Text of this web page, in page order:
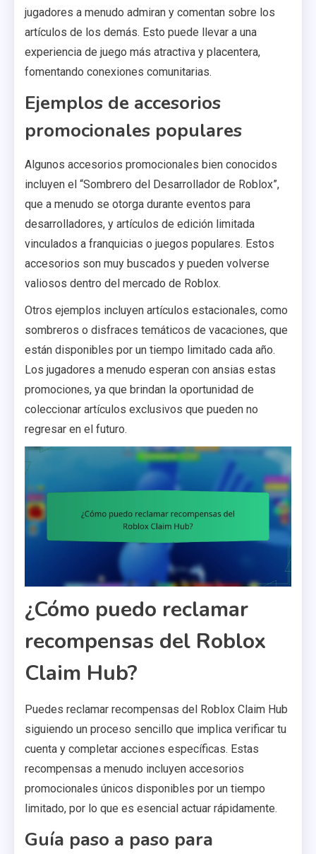
jugadores a menudo admiran y comentan sobre los
artículos de los demás. Esto puede llevar a una
experiencia de juego más atractiva y placentera,
fomentando conexiones comunitarias.
Ejemplos de accesorios
promocionales populares
Algunos accesorios promocionales bien conocidos
incluyen el “Sombrero del Desarrollador de Roblox”,
que a menudo se otorga durante eventos para
desarrolladores, y artículos de edición limitada
vinculados a franquicias o juegos populares. Estos
accesorios son muy buscados y pueden volverse
valiosos dentro del mercado de Roblox.
Otros ejemplos incluyen artículos estacionales, como
sombreros o disfraces temáticos de vacaciones, que
están disponibles por un tiempo limitado cada año.
Los jugadores a menudo esperan con ansias estas
promociones, ya que brindan la oportunidad de
coleccionar artículos exclusivos que pueden no
regresar en el futuro.
¿Cómo puedo reclamar
recompensas del Roblox
Claim Hub?
Puedes reclamar recompensas del Roblox Claim Hub
siguiendo un proceso sencillo que implica verificar tu
cuenta y completar acciones específicas. Estas
recompensas a menudo incluyen accesorios
promocionales únicos disponibles por un tiempo
limitado, por lo que es esencial actuar rápidamente.
Guía paso a paso para